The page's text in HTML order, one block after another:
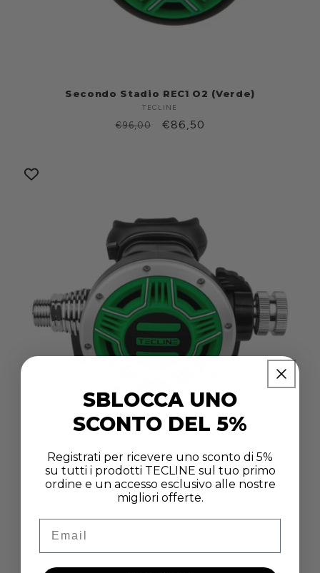
Secondo Stadio REC1 O2 (Verde)
Produttore:
TECLINE
Prezzo
€96,00
Prezzo
€86,50
Secondo Stadio TEC1 O2 (Verde)
Produttore:
TECLINE
Prezzo
di
€183,00
Prezzo
scontato
€164,50
SBLOCCA UNO
SCONTO DEL 5%
Registrati per ricevere uno sconto di 5%
su tutti i prodotti TECLINE sul tuo primo
ordine e un accesso esclusivo alle nostre
migliori offerte.